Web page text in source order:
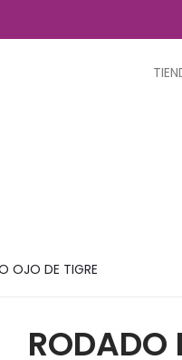
OJO DE TIGRE
RODADO